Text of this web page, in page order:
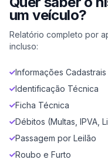
um veículo?
Relatório completo por
incluso:
Informações Cadastrais
Identificação Técnica
Ficha Técnica
Débitos (Multas, IPVA,
Passagem por Leilão
Roubo e Furto